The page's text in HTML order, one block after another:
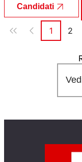
Candidati
Paginazione
Pagina
1 2